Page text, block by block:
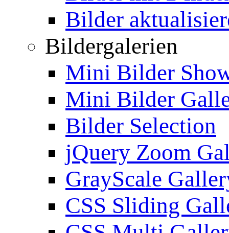
Bilder
Bildergalerien
Mini Bilder
Mini Bilder
Bilder Selection
jQuery Zoom
GrayScale
CSS Sliding